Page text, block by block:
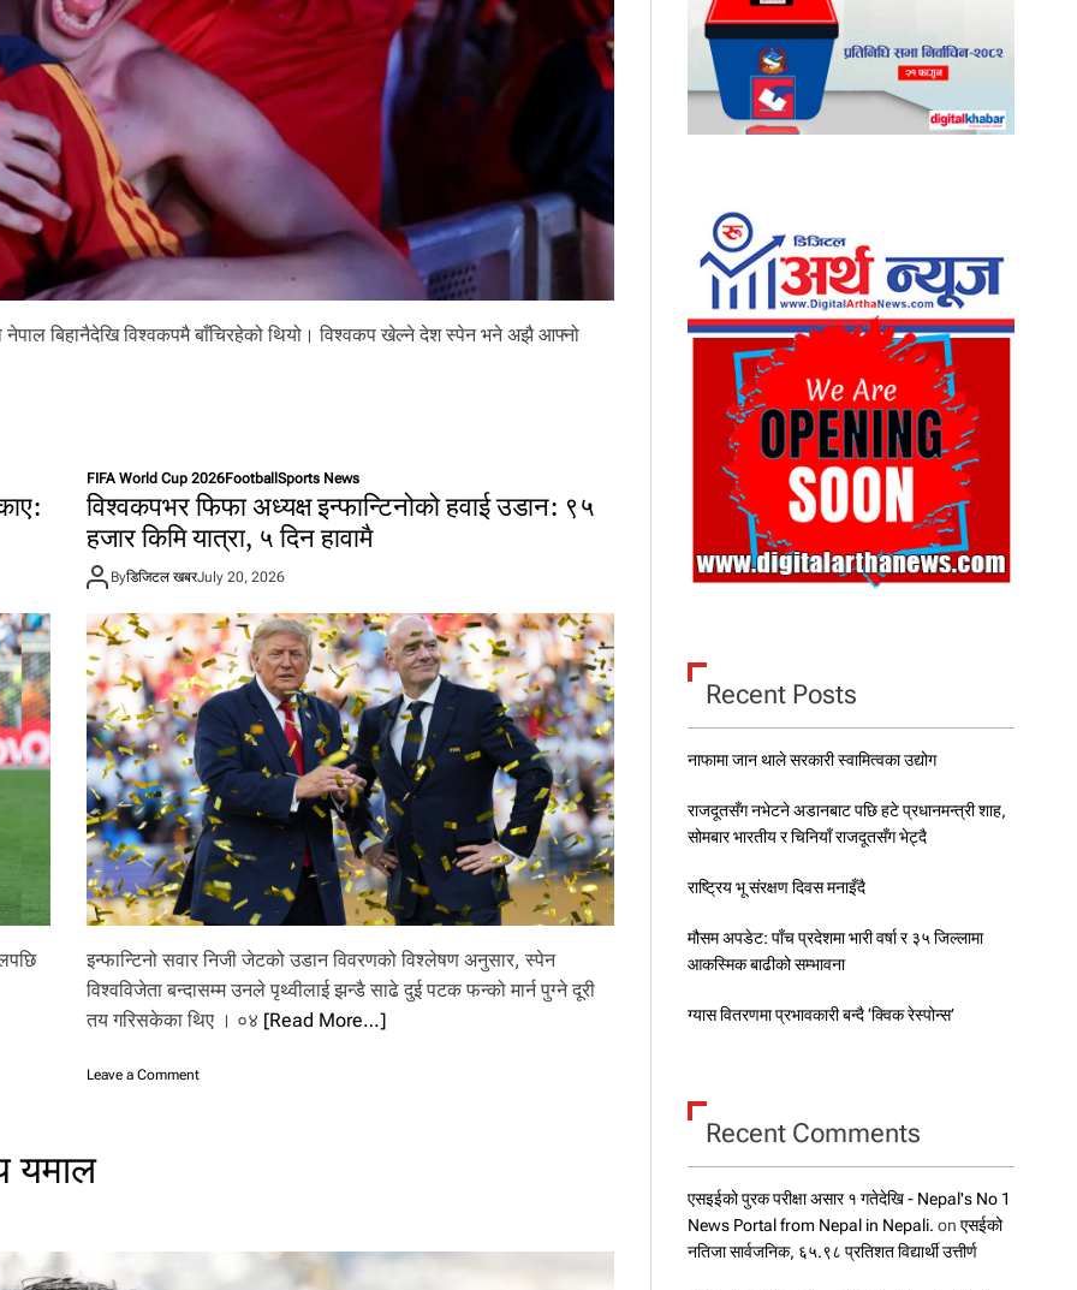
नेपाल बिहानैदेखि विश्वकपमै बाँचिरहेको थियो। विश्वकप खेल्ने देश स्पेन भने अझै आफ्नो
FIFA World Cup 2026FootballSports News
विश्वकपभर फिफा अध्यक्ष इन्फान्टिनोको हवाई उडान: ९५
हजार किमि यात्रा, ५ दिन हावामै
Byडिजिटल खबरJuly 20, 2026
इन्फान्टिनो सवार निजी जेटको उडान विवरणको विश्लेषण अनुसार, स्पेन
विश्वविजेता बन्दासम्म उनले पृथ्वीलाई झन्डै साढे दुई पटक फन्को मार्न पुग्ने दूरी
तय गरिसकेका थिए । ०४ [Read More…]
Leave a Commento
यमाल
Recent Posts
नाफामा जान थाले सरकारी स्वामित्वका उद्योग
राजदूतसँग नभेटने अडानबाट पछि हटे प्रधानमन्त्री शाह,
सोमबार भारतीय र चिनियाँ राजदूतसँग भेट्दै
राष्ट्रिय भू संरक्षण दिवस मनाइँदै
मौसम अपडेट: पाँच प्रदेशमा भारी वर्षा र ३५ जिल्लामा
आकस्मिक बाढीको सम्भावना
ग्यास वितरणमा प्रभावकारी बन्दै ‘क्विक रेस्पोन्स’
Recent Comments
एसइईको पुरक परीक्षा असार १ गतेदेखि - Nepal's No 1
News Portal from Nepal in Nepali. on एसईको
नतिजा सार्वजनिक, ६५.९८ प्रतिशत विद्यार्थी उत्तीर्ण